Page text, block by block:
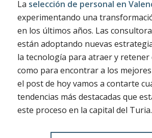
La selección de personal en
experimentando una
en los últimos años. Las
están adoptando nuevas
la tecnología para atraer y retener
como para encontrar a los mejores
el post de hoy vamos a contarte
tendencias más destacadas que
este proceso en la capital del Turia.